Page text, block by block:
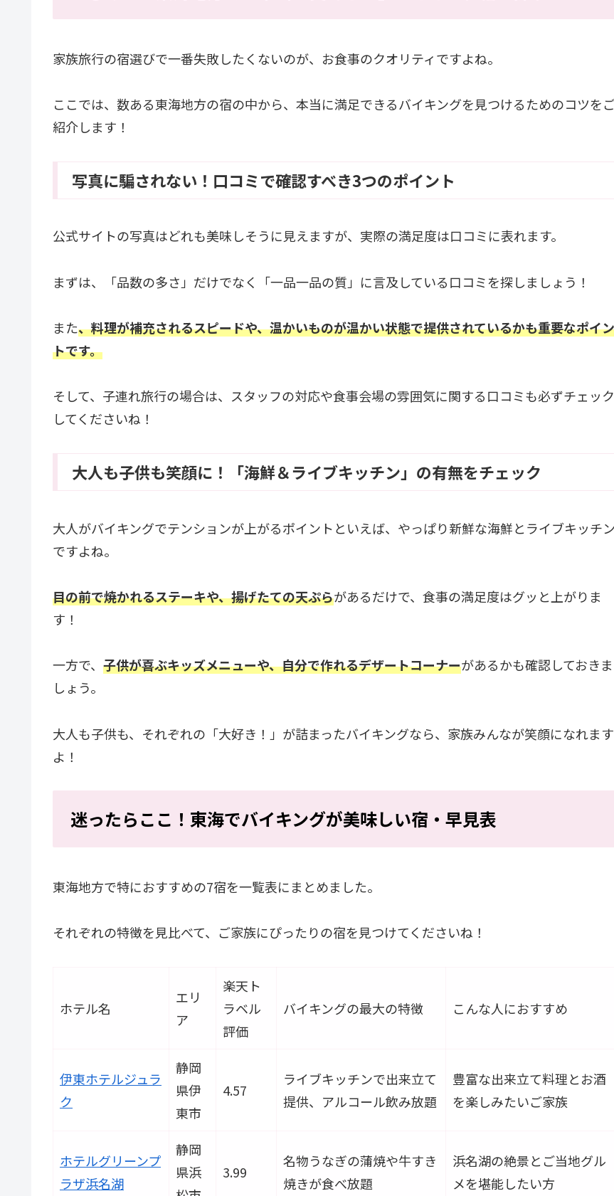
家族旅行の宿選びで一番失敗したくないのが、お食事のクオリティですよね。
ここでは、数ある東海地方の宿の中から、本当に満足できるバイキングを見つけるためのコツを
紹介します！
写真に騙されない！口コミで確認すべき3つのポイント
公式サイトの写真はどれも美味しそうに見えますが、実際の満足度は口コミに表れます。
まずは、「品数の多さ」だけでなく「一品一品の質」に言及している口コミを探しましょう！
また、料理が補充されるスピードや、温かいものが温かい状態で提供されているかも重要なポイン
トです。
そして、子連れ旅行の場合は、スタッフの対応や食事会場の雰囲気に関する口コミも必ずチェック
してくださいね！
大人も子供も笑顔に！「海鮮＆ライブキッチン」の有無をチェック
大人がバイキングでテンションが上がるポイントといえば、やっぱり新鮮な海鮮とライブキッチン
ですよね。
目の前で焼かれるステーキや、揚げたての天ぷらがあるだけで、食事の満足度はグッと上がりま
す！
一方で、 子供が喜ぶキッズメニューや、自分で作れるデザートコーナーがあるかも確認しておきま
しょう。
大人も子供も、それぞれの「大好き！」が詰まったバイキングなら、家族みんなが笑顔になれます
よ！
迷ったらここ！東海でバイキングが美味しい宿・早見表
東海地方で特におすすめの7宿を一覧表にまとめました。
それぞれの特徴を見比べて、ご家族にぴったりの宿を見つけてくださいね！
ホテル名
エリ
ア
楽天ト
ラベル
評価
バイキングの最大の特徴 こんな人におすすめ
伊東ホテルジュラ
ク
静岡
県伊
東市
4.57
ライブキッチンで出来立て
提供、アルコール飲み放題
豊富な出来立て料理とお酒
を楽しみたいご家族
ホテルグリーンプ
ラザ浜名湖
静岡
県浜
3.99
名物うなぎの蒲焼や牛すき
焼きが食べ放題
浜名湖の絶景とご当地グル
メを堪能したい方